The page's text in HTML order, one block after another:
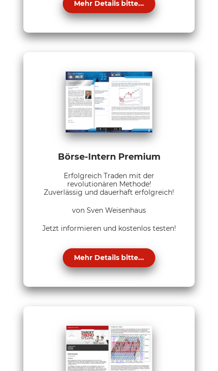
Mehr Details bitte...
Börse-Intern Premium
Erfolgreich Traden mit der
revolutionären Methode!
Zuverlässig und dauerhaft erfolgreich!
von Sven Weisenhaus
Jetzt informieren und kostenlos testen!
Mehr Details bitte...